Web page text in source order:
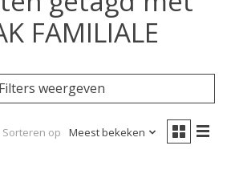
FAMILIALE
Filters weergeven
Sorteren op Meest bekeken